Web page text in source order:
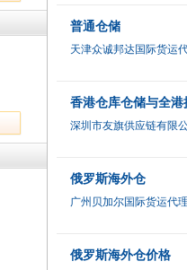
普通仓储
天津众诚邦达国际货运
香港仓库仓储与全港
深圳市友旗供应链有限
俄罗斯海外仓
广州贝加尔国际货运代
俄罗斯海外仓价格